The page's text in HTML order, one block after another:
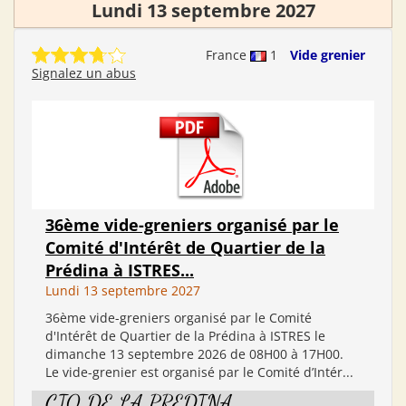
Lundi 13 septembre 2027
France 1
Vide grenier
Signalez un abus
36ème vide-greniers organisé par le
Comité d'Intérêt de Quartier de la
Prédina à ISTRES...
Lundi 13 septembre 2027
36ème vide-greniers organisé par le Comité
d'Intérêt de Quartier de la Prédina à ISTRES le
dimanche 13 septembre 2026 de 08H00 à 17H00.
Le vide-grenier est organisé par le Comité d’Intér...